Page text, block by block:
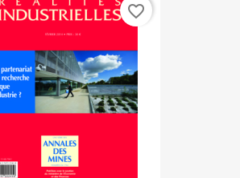
favorite_border